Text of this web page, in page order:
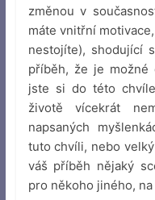
změnou v
máte vnitřní
nestojíte), shodující
příběh, že je možné
jste si do této
životě vícekrát
napsaných
tuto chvíli, nebo
váš příběh nějaký
pro někoho jiného,